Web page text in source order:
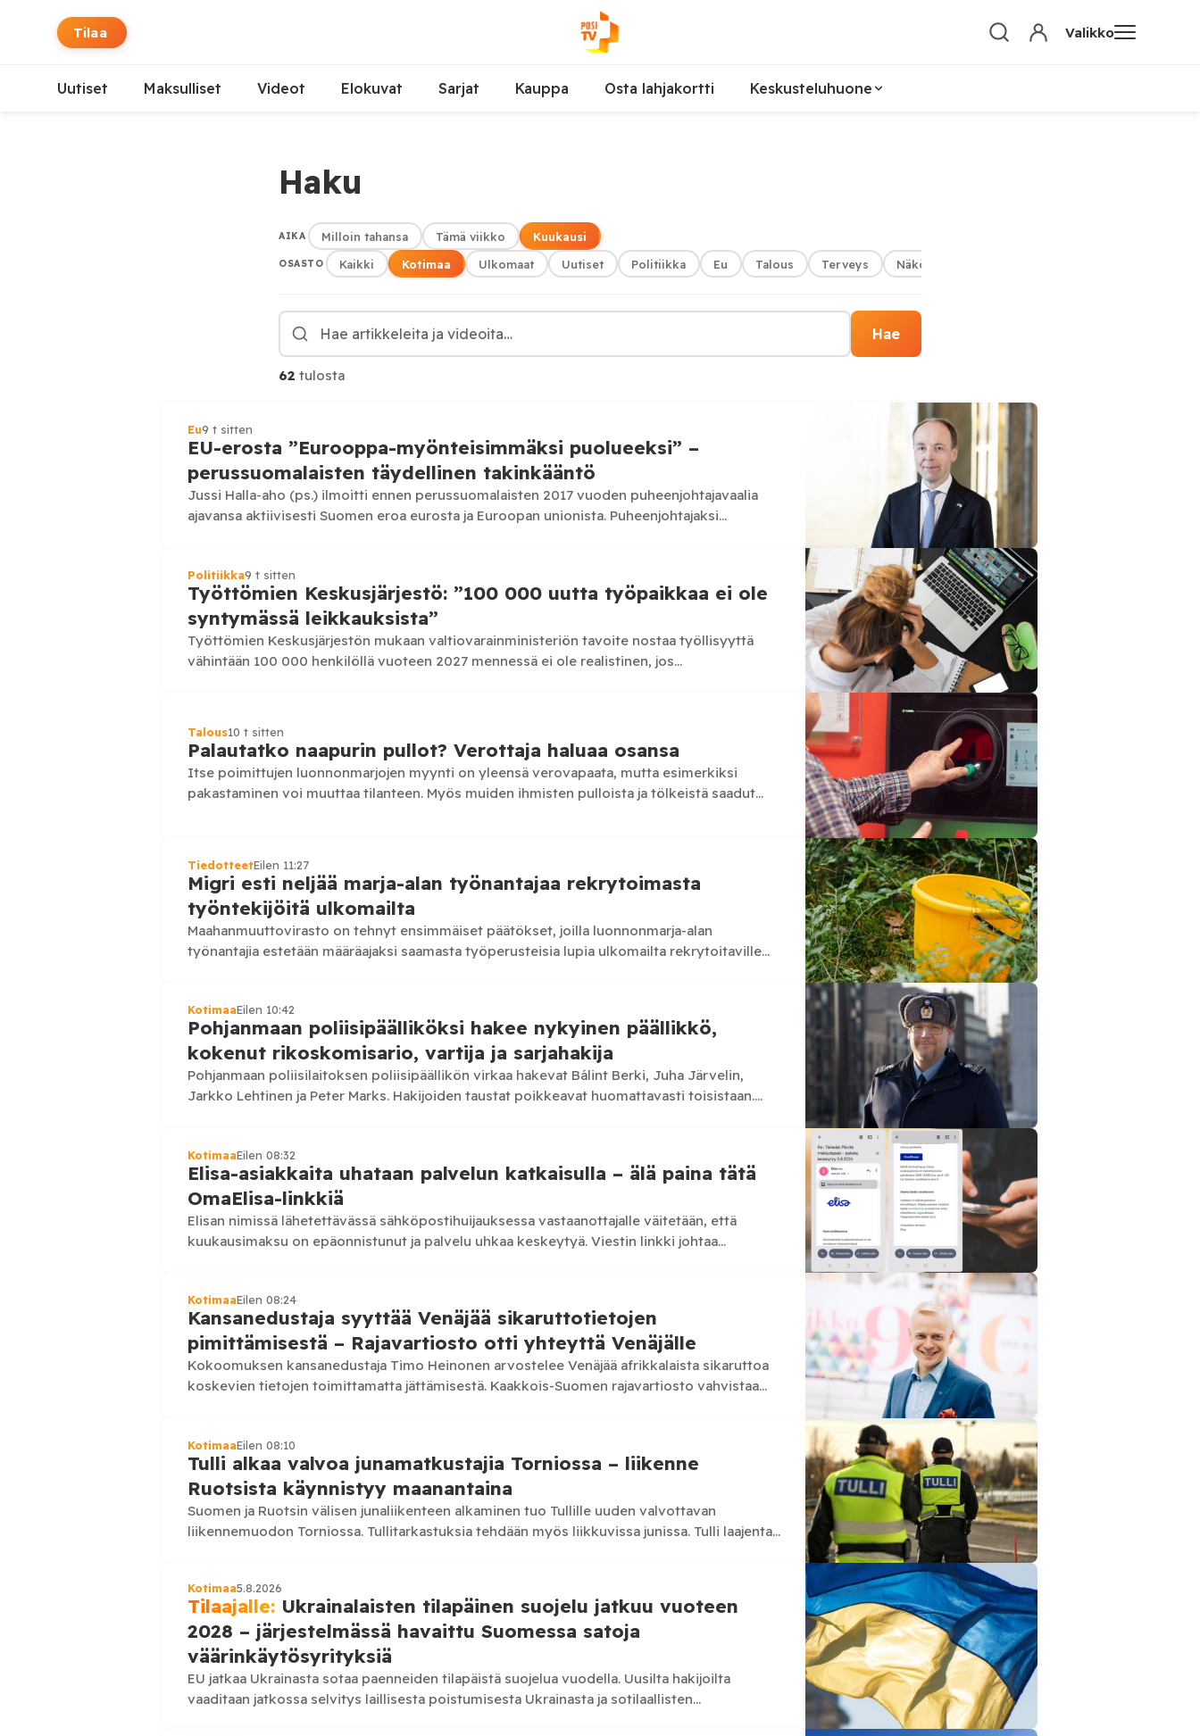
Tilaa Valikko
Uutiset Maksulliset Videot Elokuvat Sarjat Kauppa Osta lahjakortti Keskusteluhuone
Haku
AIKA Milloin tahansa Tämä viikko Kuukausi
OSASTO Kaikki Kotimaa Ulkomaat Uutiset Politiikka Eu Talous Terveys Näkökulma
Haku
Hae
62 tulosta
Eu9 t sitten
EU-erosta ”Eurooppa-myönteisimmäksi puolueeksi” –
perussuomalaisten täydellinen takinkääntö
Jussi Halla-aho (ps.) ilmoitti ennen perussuomalaisten 2017 vuoden puheenjohtajavaalia
ajavansa aktiivisesti Suomen eroa eurosta ja Euroopan unionista. Puheenjohtajaksi
Politiikka9 t sitten
Työttömien Keskusjärjestö: ”100 000 uutta työpaikkaa ei ole
syntymässä leikkauksista”
Työttömien Keskusjärjestön mukaan valtiovarainministeriön tavoite nostaa työllisyyttä
vähintään 100 000 henkilöllä vuoteen 2027 mennessä ei ole realistinen, jos
Talous10 t sitten
Palautatko naapurin pullot? Verottaja haluaa osansa
Itse poimittujen luonnonmarjojen myynti on yleensä verovapaata, mutta esimerkiksi
pakastaminen voi muuttaa tilanteen. Myös muiden ihmisten pulloista ja tölkeistä saadut
TiedotteetEilen 11:27
Migri esti neljää marja-alan työnantajaa rekrytoimasta
työntekijöitä ulkomailta
Maahanmuuttovirasto on tehnyt ensimmäiset päätökset, joilla luonnonmarja-alan
työnantajia estetään määräajaksi saamasta työperusteisia lupia ulkomailta rekrytoitaville
KotimaaEilen 10:42
Pohjanmaan poliisipäälliköksi hakee nykyinen päällikkö,
kokenut rikoskomisario, vartija ja sarjahakija
Pohjanmaan poliisilaitoksen poliisipäällikön virkaa hakevat Bálint Berki, Juha Järvelin,
Jarkko Lehtinen ja Peter Marks. Hakijoiden taustat poikkeavat huomattavasti toisistaan.
KotimaaEilen 08:32
Elisa-asiakkaita uhataan palvelun katkaisulla – älä paina tätä
OmaElisa-linkkiä
Elisan nimissä lähetettävässä sähköpostihuijauksessa vastaanottajalle väitetään, että
kuukausimaksu on epäonnistunut ja palvelu uhkaa keskeytyä. Viestin linkki johtaa
KotimaaEilen 08:24
Kansanedustaja syyttää Venäjää sikaruttotietojen
pimittämisestä – Rajavartiosto otti yhteyttä Venäjälle
Kokoomuksen kansanedustaja Timo Heinonen arvostelee Venäjää afrikkalaista sikaruttoa
koskevien tietojen toimittamatta jättämisestä. Kaakkois-Suomen rajavartiosto vahvistaa
KotimaaEilen 08:10
Tulli alkaa valvoa junamatkustajia Torniossa – liikenne
Ruotsista käynnistyy maanantaina
Suomen ja Ruotsin välisen junaliikenteen alkaminen tuo Tullille uuden valvottavan
liikennemuodon Torniossa. Tullitarkastuksia tehdään myös liikkuvissa junissa. Tulli laajentaa
Kotimaa5.8.2026
Tilaajalle: Ukrainalaisten tilapäinen suojelu jatkuu vuoteen
2028 – järjestelmässä havaittu Suomessa satoja
väärinkäytösyrityksiä
EU jatkaa Ukrainasta sotaa paenneiden tilapäistä suojelua vuodella. Uusilta hakijoilta
vaaditaan jatkossa selvitys laillisesta poistumisesta Ukrainasta ja sotilaallisten